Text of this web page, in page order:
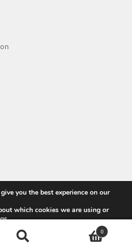
med WooCommerce.
0
you the best experience on our
which cookies we are using or
.